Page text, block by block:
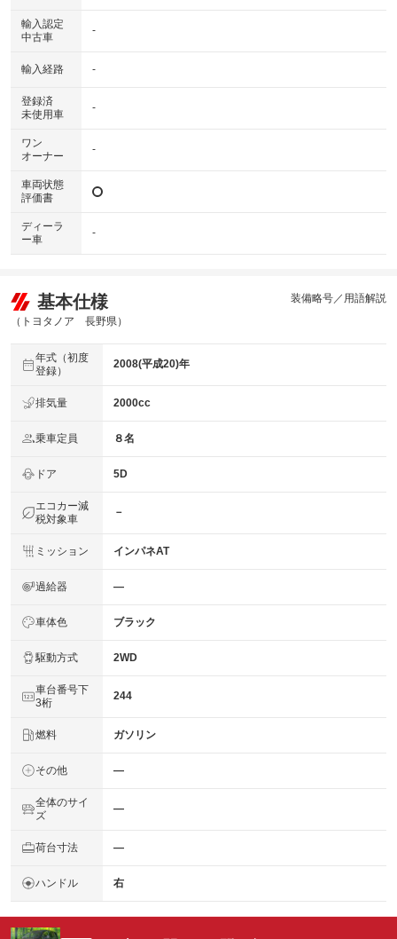
輸入認定
中古車
-
輸入経路 -
登録済
未使用車
-
ワン
オーナー
-
車両状態
評価書
ディーラ
ー車
-
基本仕様
（トヨタノア 長野県）
装備略号／用語解説
年式（初度
登録）
2008(平成20)年
排気量 2000cc
乗車定員 ８名
ドア 5D
エコカー減
税対象車
－
ミッション インパネAT
過給器 ―
車体色 ブラック
駆動方式 2WD
車台番号下
3桁
244
燃料 ガソリン
その他 ―
全体のサイ
ズ
―
荷台寸法 ―
ハンドル 右